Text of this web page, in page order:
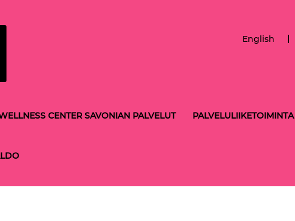
English
CENTER SAVONIAN PALVELUT PALVELULIIKETOIMINTA